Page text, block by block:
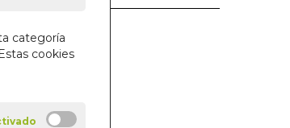
categoría
cookies